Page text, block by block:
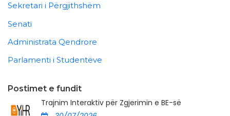
Sekretari i Përgjithshëm
Senati
Administrata Qendrore
Parlamenti i Studentëve
Postimet e fundit
Trajnim Interaktiv për Zgjerimin e BE-së